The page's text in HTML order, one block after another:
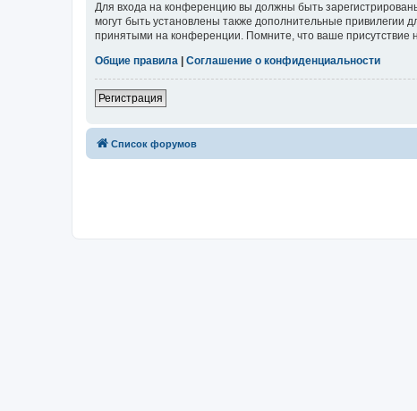
Для входа на конференцию вы должны быть
могут быть установлены также дополнительные привилегии
принятыми на конференции. Помните, что ваше присутствие
Общие правила
Соглашение о конфиденциальности
Регистрация
Список форумов